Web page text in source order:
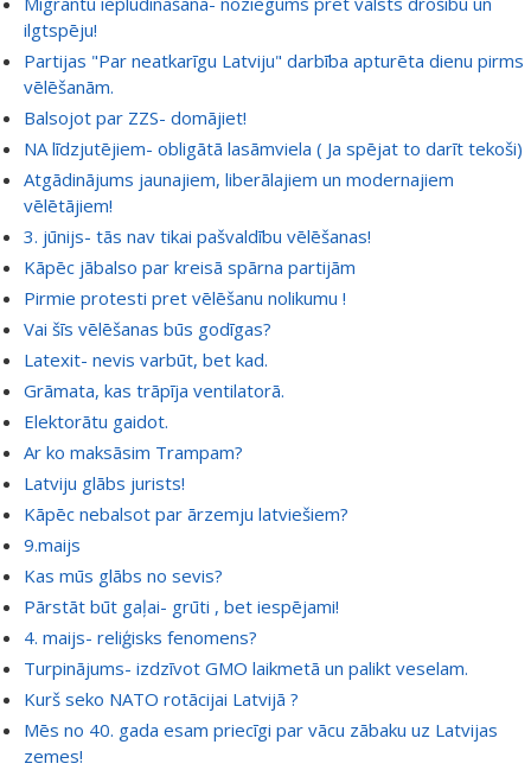
ilgtspēju!
Partijas "Par neatkarīgu Latviju" darbība apturēta dienu pirms
vēlēšanām.
Balsojot par ZZS- domājiet!
NA līdzjutējiem- obligātā lasāmviela ( Ja spējat to darīt tekoši)
Atgādinājums jaunajiem, liberālajiem un modernajiem
vēlētājiem!
3. jūnijs- tās nav tikai pašvaldību vēlēšanas!
Kāpēc jābalso par kreisā spārna partijām
Pirmie protesti pret vēlēšanu nolikumu !
Vai šīs vēlēšanas būs godīgas?
Latexit- nevis varbūt, bet kad.
Grāmata, kas trāpīja ventilatorā.
Elektorātu gaidot.
Ar ko maksāsim Trampam?
Latviju glābs jurists!
Kāpēc nebalsot par ārzemju latviešiem?
9.maijs
Kas mūs glābs no sevis?
Pārstāt būt gaļai- grūti , bet iespējami!
4. maijs- reliģisks fenomens?
Turpinājums- izdzīvot GMO laikmetā un palikt veselam.
Kurš seko NATO rotācijai Latvijā ?
Mēs no 40. gada esam priecīgi par vācu zābaku uz Latvijas
zemes!